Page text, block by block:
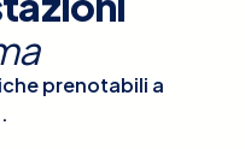
prenotabili a
.